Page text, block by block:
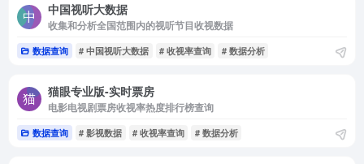
中国视听大数据
收集和分析全国范围内的视听节目收视数据
数据查询 # 中国视听大数据 # 收视率查询 # 数据分析
猫眼专业版-实时票房
电影电视剧票房收视率热度排行榜查询
数据查询 # 影视数据 # 收视率查询 # 数据分析